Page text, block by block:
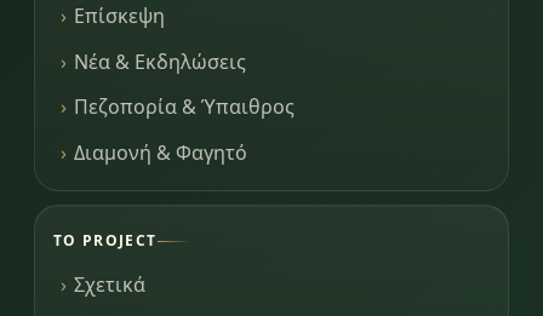
Επίσκεψη
Νέα & Εκδηλώσεις
Πεζοπορία & Ύπαιθρος
Διαμονή & Φαγητό
ΤΟ PROJECT
Σχετικά